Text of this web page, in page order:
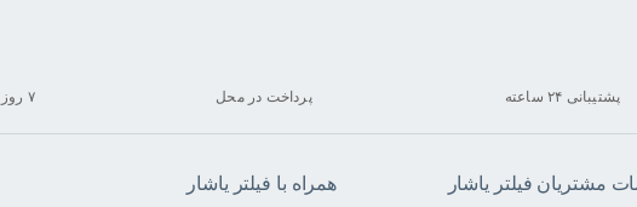
پشتیبانی ۲۴ ساعته پرداخت در محل ۷ روز ضمانت بازگشت
مشتریان فیلتر یاشار همراه با فیلتر یاشار